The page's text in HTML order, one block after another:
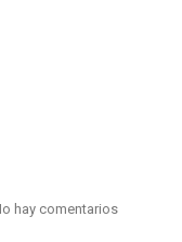
hay comentarios